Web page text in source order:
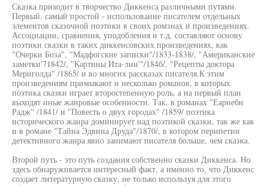
Сказка приходит в творчество Диккенса различными путями.
Первый. самый простой - использование писателем отдельных
элементов сказочной поэтики в своих ромзнах и произведениях.
Ассоциации, сравнения, уподобления и т.д. составляют основу
поэтики сказки в таких диккенсовских произведениях, как
"Очерки Боза", "Мадфогские записки"/1833-1838/, "Американские
заметки'71842/, "Картины Ита-лии'"/184б/, "Рецепты доктора
Мериголда" /1865/ и во многих рассказах писателя.К этим
произведениям примыкают и несколько романов, в которых
поэтика сказки играет второстепенную роль, а на первый план
выходят иные жанровые особенности. Так, в романах "Еарнеби
Радж" /1841/ и "Повесть о двух городах" /1859/ поэтика
исторического жанра доминирует над поэтикой сказки, так же как
и в романе "Тайна Эдвина Друда"/1870/, в котором перипетии
детективного жанра явно занимают писателя больше, чем сказка.
Второй путь - это путь создания собственно сказки Диккенса. Но
здесь обнаруживается интересный факт, а именно то, что Диккенс
создает литературную сказку, не только используя для этого